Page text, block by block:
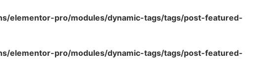
elementor-pro/modules/dynamic-tags/tags/post-featured-
elementor-pro/modules/dynamic-tags/tags/post-featured-